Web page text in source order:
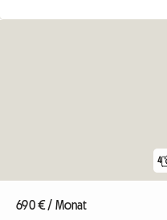
4
690 € / Monat